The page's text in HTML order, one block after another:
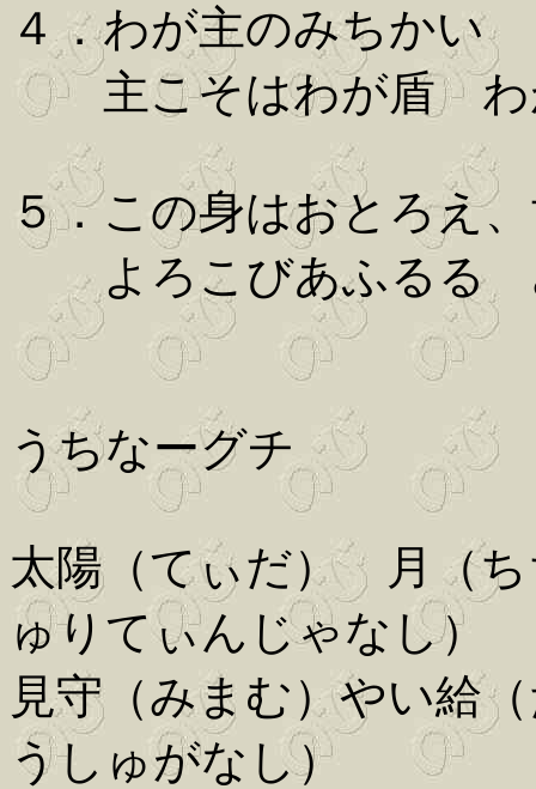
４．わが主のみちかい
主こそはわが盾 わ
５．この身はおとろえ
よろこびあふるる
うちなーグチ
太陽（てぃだ） 月（
ゅりてぃんじゃなし）
見守（みまむ）やい給
うしゅがなし）